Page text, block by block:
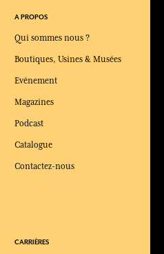
A PROPOS
Qui sommes nous ?
Boutiques, Usines & Musées
Evénement
Magazines
Podcast
Catalogue
Contactez-nous
CARRIÈRES